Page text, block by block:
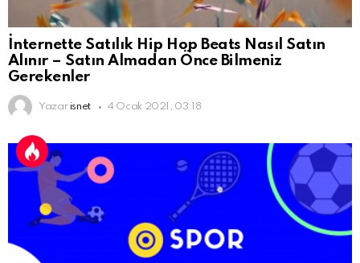
İnternette Satılık Hip Hop Beats Nasıl Satın
Alınır – Satın Almadan Önce Bilmeniz
Gerekenler
Yazar isnet 4 Ocak 2021, 03:18